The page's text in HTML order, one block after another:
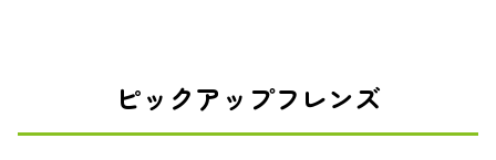
ピックアップフレンズ